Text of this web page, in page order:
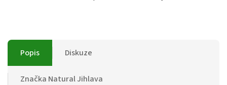
Popis Diskuze
Značka Natural Jihlava